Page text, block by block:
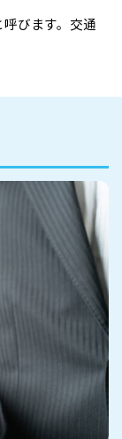
びます。交通